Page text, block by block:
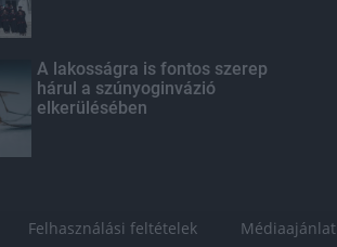
A lakosságra is fontos szerep
hárul a szúnyoginvázió
elkerülésében
Felhasználási feltételek Médiaajánlat